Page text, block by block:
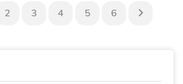
2 3 4 5 6